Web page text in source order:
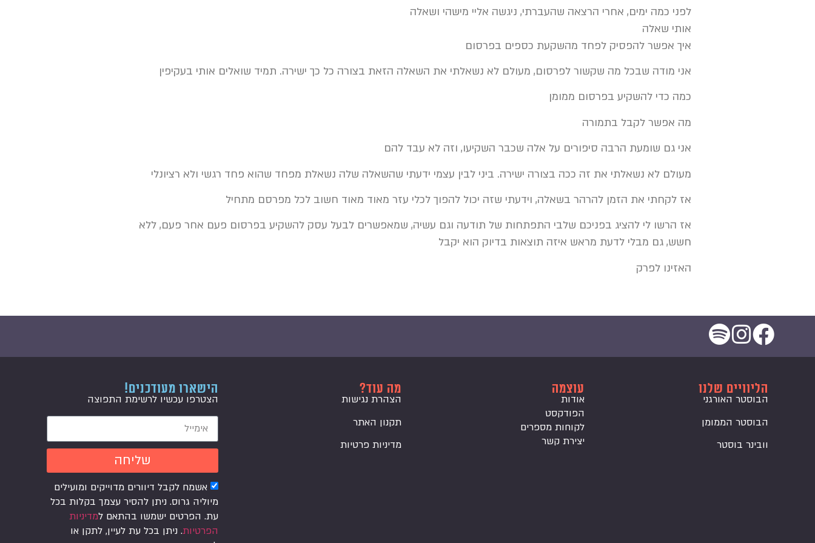
לפני כמה ימים, אחרי הרצאה שהעברתי, ניגשה אליי מישהי ושאלה
אותי שאלה
איך אפשר להפסיק לפחד מהשקעת כספים בפרסום
אני מודה שבכל מה שקשור לפרסום, מעולם לא נשאלתי את השאלה הזאת בצורה כל כך ישירה. תמיד שואלים אותי בעקיפין
כמה כדי להשקיע בפרסום ממומן
מה אפשר לקבל בתמורה
אני גם שומעת הרבה סיפורים על אלה שכבר השקיעו, וזה לא עבד להם
מעולם לא נשאלתי את זה ככה בצורה ישירה. ביני לבין עצמי ידעתי שהשאלה שלה נשאלת מפחד שהוא פחד רגשי ולא רציונלי
אז לקחתי את הזמן להרהר בשאלה, וידעתי שזה יכול להפוך לכלי עזר מאוד מאוד חשוב לכל מפרסם מתחיל
אז הרשו לי להציג בפניכם שלבי התפתחות של תודעה וגם עשיה, שמאפשרים לבעל עסק להשקיע בפרסום פעם אחר פעם, ללא
חשש, גם מבלי לדעת מראש איזה תוצאות בדיוק הוא יקבל
האזינו לפרק
הליוויים שלנו
הבוסטר האורגני
הבוסטר הממומן
וובינר בוסטר
עוצמה
אודות
הפודקסט
לקוחות מספרים
יצירת קשר
מה עוד?
הצהרת נגישות
תקנון האתר
מדיניות פרטיות
הישארו מעודכנים!
הצטרפו עכשיו לרשימת התפוצה
אשמח לקבל דיוורים מדוייקים ומועילים
מיוליה גרוס. ניתן להסיר עצמך בקלות בכל
עת. הפרטים ישמשו בהתאם למדיניות
הפרטיות. ניתן בכל עת לעיין, לתקן או
שליחה